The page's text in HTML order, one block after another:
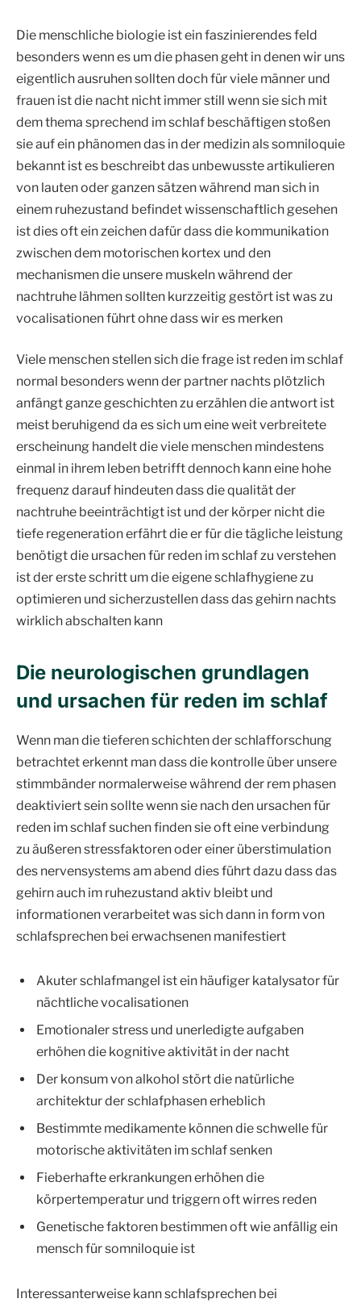
Die menschliche biologie ist ein faszinierendes feld
besonders wenn es um die phasen geht in denen wir uns
eigentlich ausruhen sollten doch für viele männer und
frauen ist die nacht nicht immer still wenn sie sich mit
dem thema sprechend im schlaf beschäftigen stoßen
sie auf ein phänomen das in der medizin als somniloquie
bekannt ist es beschreibt das unbewusste artikulieren
von lauten oder ganzen sätzen während man sich in
einem ruhezustand befindet wissenschaftlich gesehen
ist dies oft ein zeichen dafür dass die kommunikation
zwischen dem motorischen kortex und den
mechanismen die unsere muskeln während der
nachtruhe lähmen sollten kurzzeitig gestört ist was zu
vocalisationen führt ohne dass wir es merken
Viele menschen stellen sich die frage ist reden im schlaf
normal besonders wenn der partner nachts plötzlich
anfängt ganze geschichten zu erzählen die antwort ist
meist beruhigend da es sich um eine weit verbreitete
erscheinung handelt die viele menschen mindestens
einmal in ihrem leben betrifft dennoch kann eine hohe
frequenz darauf hindeuten dass die qualität der
nachtruhe beeinträchtigt ist und der körper nicht die
tiefe regeneration erfährt die er für die tägliche leistung
benötigt die ursachen für reden im schlaf zu verstehen
ist der erste schritt um die eigene schlafhygiene zu
optimieren und sicherzustellen dass das gehirn nachts
wirklich abschalten kann
Die neurologischen grundlagen
und ursachen für reden im schlaf
Wenn man die tieferen schichten der schlafforschung
betrachtet erkennt man dass die kontrolle über unsere
stimmbänder normalerweise während der rem phasen
deaktiviert sein sollte wenn sie nach den ursachen für
reden im schlaf suchen finden sie oft eine verbindung
zu äußeren stressfaktoren oder einer überstimulation
des nervensystems am abend dies führt dazu dass das
gehirn auch im ruhezustand aktiv bleibt und
informationen verarbeitet was sich dann in form von
schlafsprechen bei erwachsenen manifestiert
Akuter schlafmangel ist ein häufiger katalysator für
nächtliche vocalisationen
Emotionaler stress und unerledigte aufgaben
erhöhen die kognitive aktivität in der nacht
Der konsum von alkohol stört die natürliche
architektur der schlafphasen erheblich
Bestimmte medikamente können die schwelle für
motorische aktivitäten im schlaf senken
Fieberhafte erkrankungen erhöhen die
körpertemperatur und triggern oft wirres reden
Genetische faktoren bestimmen oft wie anfällig ein
mensch für somniloquie ist
Interessanterweise kann schlafsprechen bei